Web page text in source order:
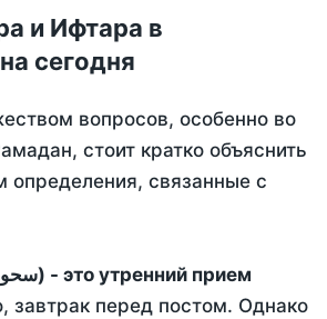
и Ифтара в
сегодня
вопросов, особенно во
стоит кратко объяснить
определения, связанные с
завтрак перед постом. Однако